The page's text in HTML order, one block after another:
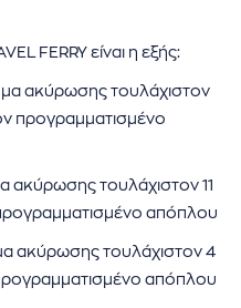
FERRY είναι η εξής:
ακύρωσης τουλάχιστον
προγραμματισμένο
ακύρωσης τουλάχιστον 11
απόπλου
ακύρωσης τουλάχιστον 4
απόπλου